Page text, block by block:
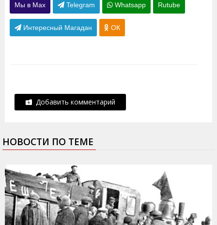
Мы в Max Telegram Whatsapp Rutube
Интересный Магадан ОК
Добавить комментарий
НОВОСТИ ПО ТЕМЕ